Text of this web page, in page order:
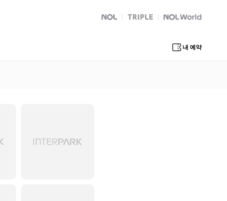
NOL
트리플 Global Interpark
내 예약